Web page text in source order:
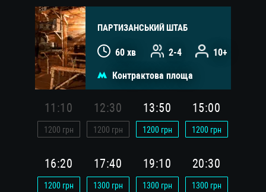
ПАРТИЗАНСЬКИЙ ШТАБ
60 хв 2-4 10+
Контрактова площа
11:10
1200 грн
12:30
1200 грн
13:50
1200грн
15:00
1200грн
16:20
1200грн
17:40
1300грн
19:10
1300грн
20:30
1300грн